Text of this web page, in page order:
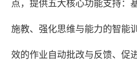
点，提供五大核心功能支持：
施教、强化思维与能力的智能
效的作业自动批改与反馈、促